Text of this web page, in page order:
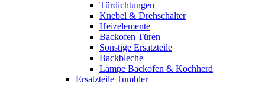
Türdichtungen
Knebel & Drehschalter
Heizelemente
Backofen Türen
Sonstige Ersatzteile
Backbleche
Lampe Backofen & Kochherd
Ersatzteile Tumbler